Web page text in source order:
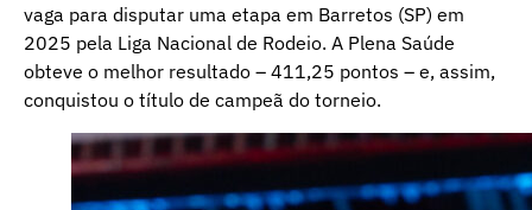
vaga para disputar uma etapa em Barretos (SP) em
2025 pela Liga Nacional de Rodeio. A Plena Saúde
obteve o melhor resultado – 411,25 pontos – e, assim,
conquistou o título de campeã do torneio.